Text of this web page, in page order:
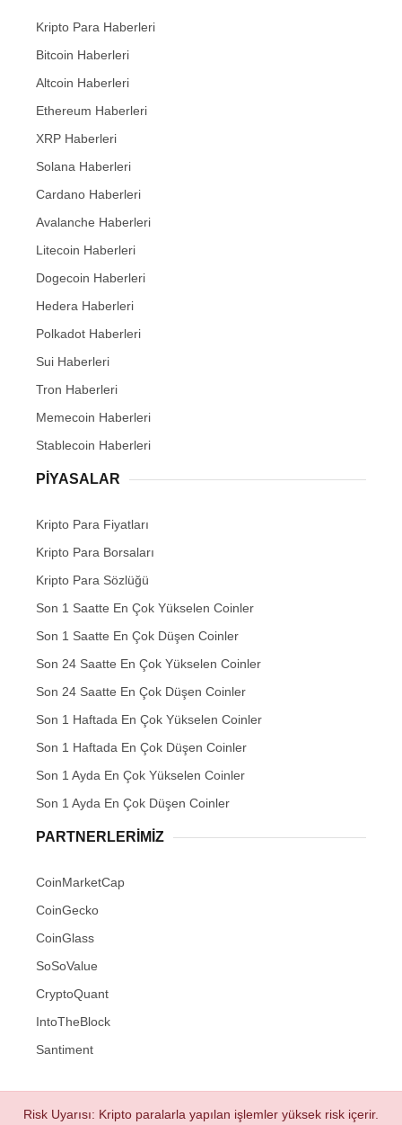
Kripto Para Haberleri
Bitcoin Haberleri
Altcoin Haberleri
Ethereum Haberleri
XRP Haberleri
Solana Haberleri
Cardano Haberleri
Avalanche Haberleri
Litecoin Haberleri
Dogecoin Haberleri
Hedera Haberleri
Polkadot Haberleri
Sui Haberleri
Tron Haberleri
Memecoin Haberleri
Stablecoin Haberleri
PIYASALAR
Kripto Para Fiyatları
Kripto Para Borsaları
Kripto Para Sözlüğü
Son 1 Saatte En Çok Yükselen Coinler
Son 1 Saatte En Çok Düşen Coinler
Son 24 Saatte En Çok Yükselen Coinler
Son 24 Saatte En Çok Düşen Coinler
Son 1 Haftada En Çok Yükselen Coinler
Son 1 Haftada En Çok Düşen Coinler
Son 1 Ayda En Çok Yükselen Coinler
Son 1 Ayda En Çok Düşen Coinler
PARTNERLERIMIZ
CoinMarketCap
CoinGecko
CoinGlass
SoSoValue
CryptoQuant
IntoTheBlock
Santiment
Risk Uyarısı: Kripto paralarla yapılan işlemler yüksek risk içerir.